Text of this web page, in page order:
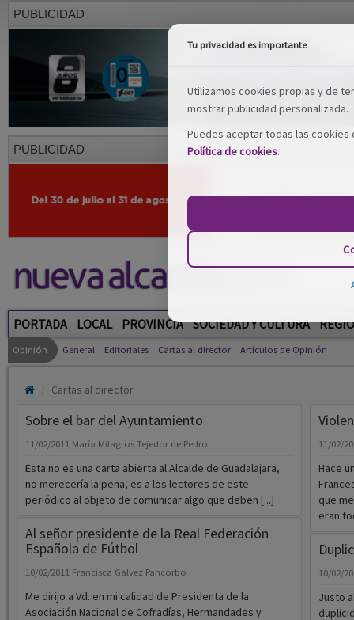
PUBLICIDAD
PUBLICIDAD
PORTADA LOCAL PROVINCIA SOCIEDAD Y CULTURA
Opinión General Editoriales Cartas al director Artículos de Opinión
Cartas al director
Sobre el bar del Ayuntamiento
11/02/2011 María Milagros Tejedor de Pedro
Esta no es una carta abierta al Alcalde de Guadalajara,
no merecería la pena, es a los lectores de este
periódico al objeto de comunicar algo que deben [...]
Al señor presidente de la Real Federación
Española de Fútbol
10/02/2011 Francisca Galvez Pancorbo
Me dirijo a Vd. en mi calidad de Presidenta de la
Asociación Nacional de Cofradías, Hermandades y
11/02/
Hace
que
eran
10/02/
Justo
Tu privacidad es importante
Utilizamos cookies propias y de
mostrar publicidad personalizada.
Puedes aceptar todas las
Política de cookies.